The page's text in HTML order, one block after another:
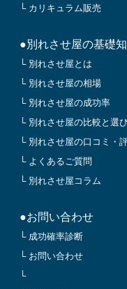
└ カリキュラム販売
●別れさせ屋の基礎
└ 別れさせ屋とは
└ 別れさせ屋の相場
└ 別れさせ屋の成功率
└ 別れさせ屋の比較と選
└ 別れさせ屋の口コミ・
└ よくあるご質問
└ 別れさせ屋コラム
●お問い合わせ
└ 成功確率診断
└ お問い合わせ
└